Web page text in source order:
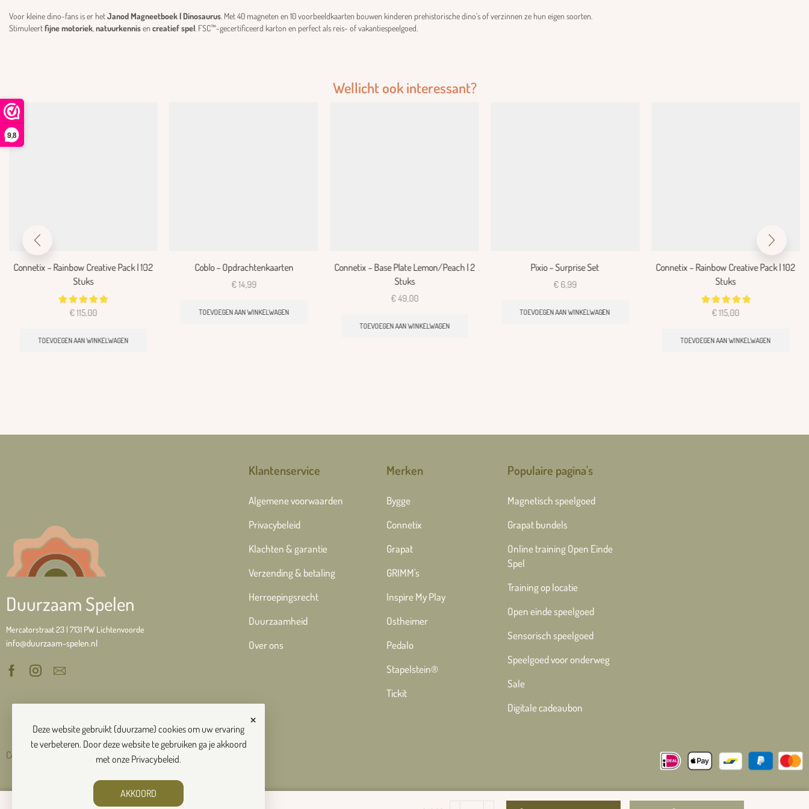
9,8
Voor kleine dino-fans is er hetJanod Magneetboek | Dinosaurus . Met 40 magneten en 10 voorbeeldkaarten bouwen kinderen prehistorische dino’s of verzinnen ze hun eigen soorten.
Stimuleertfijne motoriek natuurkennisen creatief spel . FSC™-gecertificeerd karton en perfect als reis- of vakantiespeelgoed.
Wellicht ook interessant?
Connetix – Rainbow Creative Pack | 102
Stuks
€115,00
TOEVOEGEN AAN WINKELWAGEN
Coblo – Opdrachtenkaarten
€14,99
TOEVOEGEN AAN WINKELWAGEN
Connetix – Base Plate Lemon/Peach | 2
Stuks
€49,00
TOEVOEGEN AAN WINKELWAGEN
Pixio – Surprise Set
€ 6,99
TOEVOEGEN AAN WINKELWAGEN
Connetix – Rainbow Creative Pack | 102
Stuks
€115,00
TOEVOEGEN AAN WINKELWAGEN
Duurzaam Spelen
Mercatorstraat 23 | 7131 PW Lichtenvoorde
info@duurzaam-spelen.nl
Klantenservice
Algemene voorwaarden
Privacybeleid
Klachten & garantie
Verzending & betaling
Herroepingsrecht
Duurzaamheid
Over ons
Merken
Bygge
Connetix
Grapat
GRIMM's
Inspire My Play
Ostheimer
Pedalo
Stapelstein®
Tickit
Populaire pagina's
Magnetisch speelgoed
Grapat bundels
Online training Open Einde
Spel
Training op locatie
Open einde speelgoed
Sensorisch speelgoed
Speelgoed voor onderweg
Sale
Digitale cadeaubon
Copyright © 2026 Duurzaam Spelen
×
Deze website gebruikt (duurzame) cookies om uw ervaring
te verbeteren. Door deze website te gebruiken ga je akkoord
met onze Privacybeleid.
AKKOORD